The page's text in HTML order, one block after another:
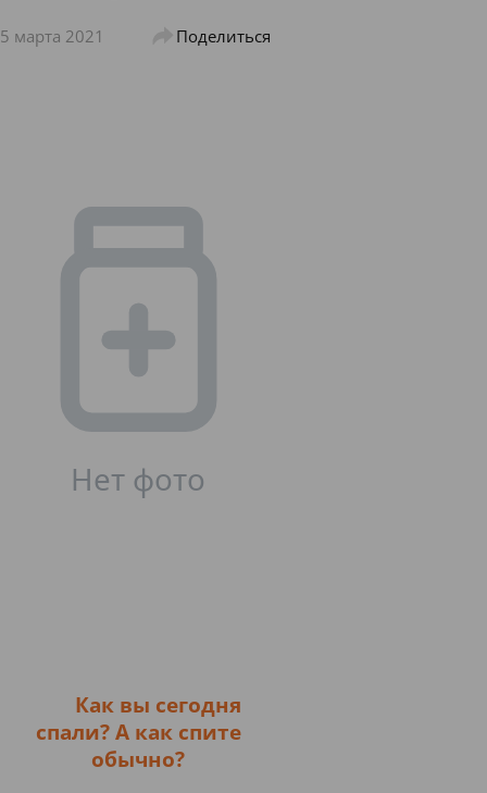
5 марта 2021 Поделиться
Как вы сегодня
спали? А как спите
обычно?